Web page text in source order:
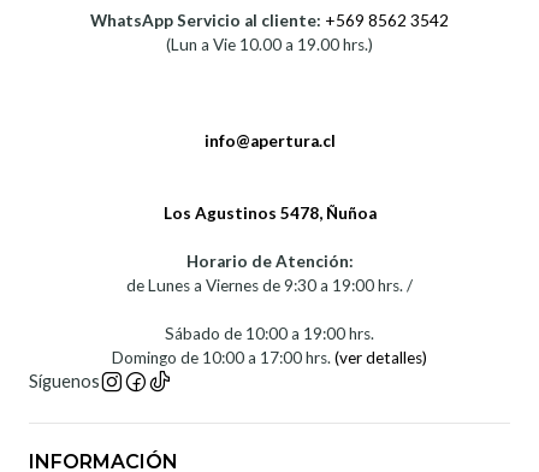
WhatsApp Servicio al cliente: +569 8562 3542
(Lun a Vie 10.00 a 19.00 hrs.)
info@apertura.cl
Los Agustinos 5478, Ñuñoa
Horario de Atención:
de Lunes a Viernes de 9:30 a 19:00 hrs. /
Sábado de 10:00 a 19:00 hrs.
Domingo de 10:00 a 17:00 hrs. (ver detalles)
Síguenos
INFORMACIÓN